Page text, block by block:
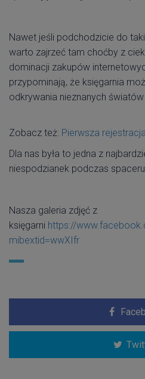
Nawet jeśli podchodzicie do
warto zajrzeć tam choćby z
dominacji zakupów
przypominają, że księgarnia
odkrywania nieznanych
Zobacz też: Pierwsza
Dla nas była to jedna z
niespodzianek podczas
Nasza galeria zdjęć z
księgarni https://
mibextid=wwXIfr